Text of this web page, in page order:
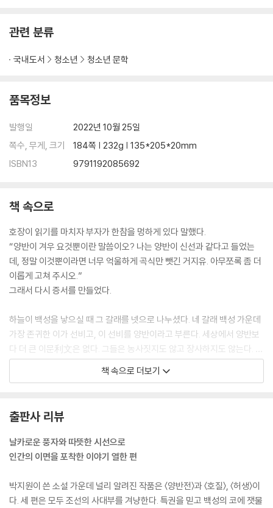
관련 분류
국내도서 청소년 청소년 문학
품목정보
발행일
2022년 10월 25일
쪽수, 무게, 크기
184쪽 | 232g | 135*205*20mm
ISBN13
9791192085692
책 속으로
호장이 읽기를 마치자 부자가 한참을 멍하게 있다 말했다.
“양반이 겨우 요것뿐이란 말씀이오? 나는 양반이 신선과 같다고 들었는
데, 정말 이것뿐이라면 너무 억울하게 곡식만 뺏긴 거지유. 아무쪼록 좀 더
이롭게 고쳐 주시오.”
그래서 다시 증서를 만들었다.
하늘이 백성을 낳으실 때 그 갈래를 넷으로 나누셨다. 네 갈래 백성 가운데
가장 존귀한 이가 선비고, 이 선비를 양반이라고 부른다. 세상에서 양반보
다 더 큰 이문利文은 없다. 그들은 농사짓지도 않고 장사하지도 않는다. …
가난한 선비로 시골에 살더라도 마음대로 행동할 수 있다. 이웃집 소를 몰
아다가 내 밭을 먼저 갈고 동네 농민을 잡아내어 내 밭을 김맨대도, 어느 놈
부자가 그 증서 만들기를 중지시키고 혀를 빼면서 말했다.
“그만두시오. 제발 그만두시오. 참으로 맹랑합니다그려. 당신네는 나를 도
그는 죽을 때까지 ‘양반’이란 소리를 입에 담지도 않았다.
---「양반전」중에서
책 속으로 더보기
출판사 리뷰
날카로운 풍자와 따뜻한 시선으로
인간의 이면을 포착한 이야기 열한 편
박지원이 쓴 소설 가운데 널리 알려진 작품은 〈양반전〉과 〈호질〉, 〈허생〉이
다. 세 편은 모두 조선의 사대부를 겨냥한다. 특권을 믿고 백성의 코에 잿물